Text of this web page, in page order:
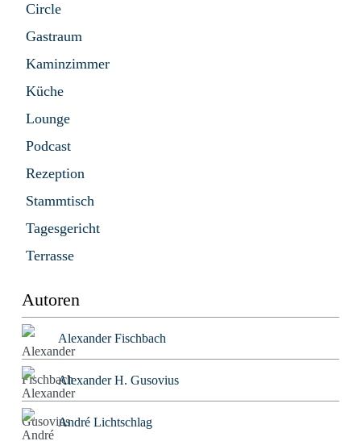
Circle
Gastraum
Kaminzimmer
Küche
Lounge
Podcast
Rezeption
Stammtisch
Tagesgericht
Terrasse
Autoren
Alexander Fischbach
Alexander H. Gusovius
André Lichtschlag